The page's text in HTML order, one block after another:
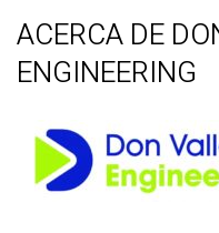
ACERCA DE
ENGINEERING